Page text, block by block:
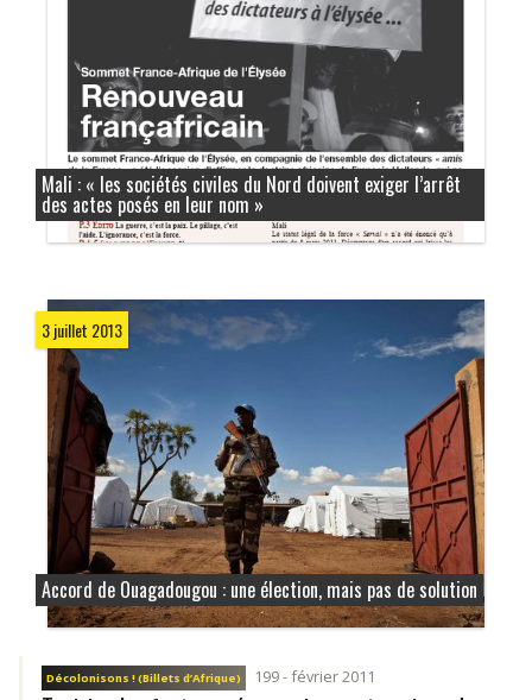
Mali : « les sociétés civiles du Nord doivent exiger l’arrêt
des actes posés en leur nom »
3 juillet 2013
Accord de Ouagadougou : une élection, mais pas de solution
Décolonisons ! (Billets d’Afrique) 199 - février 2011